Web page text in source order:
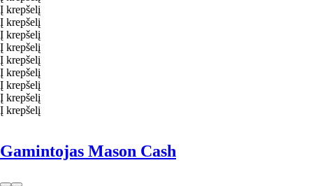
Į krepšelį
Į krepšelį
Į krepšelį
Į krepšelį
Į krepšelį
Į krepšelį
Į krepšelį
Į krepšelį
Į krepšelį
Gamintojas Mason Cash